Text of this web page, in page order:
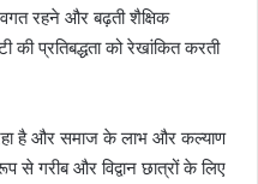
रहने और बढ़ती शैक्षिक
प्रतिबद्धता को रेखांकित करती
है और समाज के लाभ और कल्याण
गरीब और विद्वान छात्रों के लिए